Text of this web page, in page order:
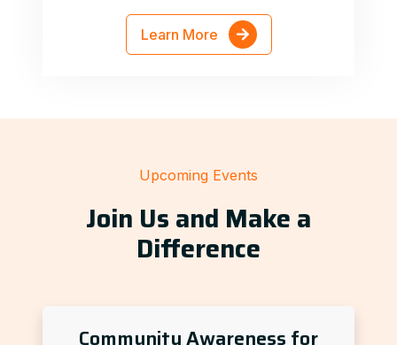
Learn More
Upcoming Events
Join Us and Make a
Difference
Community Awareness for